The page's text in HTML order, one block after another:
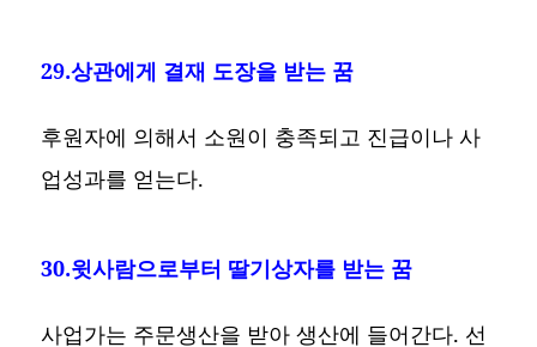
29.상관에게 결재 도장을 받는 꿈
후원자에 의해서 소원이 충족되고 진급이나 사
업성과를 얻는다.
30.윗사람으로부터 딸기상자를 받는 꿈
사업가는 주문생산을 받아 생산에 들어간다. 선